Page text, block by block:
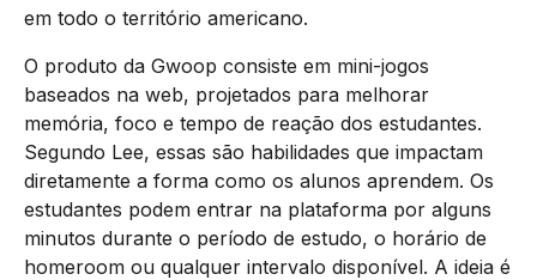
em todo o território americano.
O produto da Gwoop consiste em mini-jogos
baseados na web, projetados para melhorar
memória, foco e tempo de reação dos estudantes.
Segundo Lee, essas são habilidades que impactam
diretamente a forma como os alunos aprendem. Os
estudantes podem entrar na plataforma por alguns
minutos durante o período de estudo, o horário de
homeroom ou qualquer intervalo disponível. A ideia é